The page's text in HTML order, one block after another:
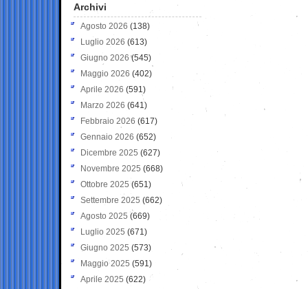
Archivi
Agosto 2026 (138)
Luglio 2026 (613)
Giugno 2026 (545)
Maggio 2026 (402)
Aprile 2026 (591)
Marzo 2026 (641)
Febbraio 2026 (617)
Gennaio 2026 (652)
Dicembre 2025 (627)
Novembre 2025 (668)
Ottobre 2025 (651)
Settembre 2025 (662)
Agosto 2025 (669)
Luglio 2025 (671)
Giugno 2025 (573)
Maggio 2025 (591)
Aprile 2025 (622)